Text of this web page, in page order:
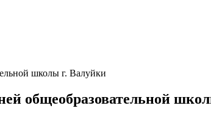
школы г. Валуйки
общеобразовательной